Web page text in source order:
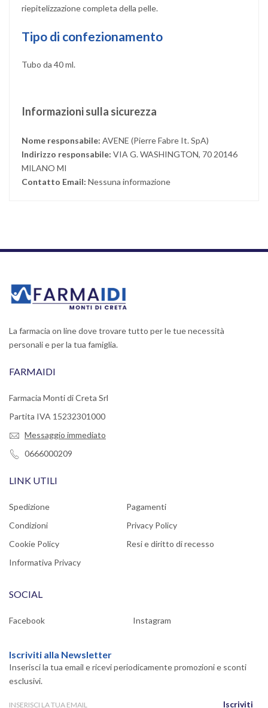
riepitelizzazione completa della pelle.
Tipo di confezionamento
Tubo da 40 ml.
Informazioni sulla sicurezza
Nome responsabile: AVENE (Pierre Fabre It. SpA)
Indirizzo responsabile: VIA G. WASHINGTON, 70 20146
MILANO MI
Contatto Email: Nessuna informazione
La farmacia on line dove trovare tutto per le tue necessità
personali e per la tua famiglia.
FARMAIDI
Farmacia Monti di Creta Srl
Partita IVA 15232301000
Messaggio immediato
0666000209
LINK UTILI
Spedizione
Pagamenti
Condizioni
Privacy Policy
Cookie Policy
Resi e diritto di recesso
Informativa Privacy
SOCIAL
Facebook Instagram
Iscriviti alla Newsletter
Inserisci la tua email e ricevi periodicamente promozioni e sconti
esclusivi.
Iscriviti